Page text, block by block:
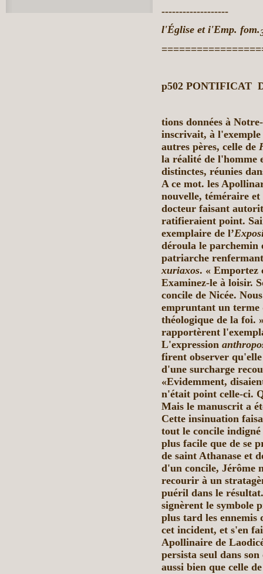
-------------------
l'Église et i'Emp. fom.
p502 PONTIFICAT
tions données à
inscrivait, à l'exemple
autres pères, celle de
la réalité de l'homme
distinctes, réunies
A ce mot. les
nouvelle, téméraire et
docteur faisant
ratifieraient point.
exemplaire de l’
déroula le parchemin
patriarche
xuriaxos. « Emportez
Examinez-le à loisir.
concile de Nicée.
empruntant un terme
théologique de la foi.
rapportèrent
L'expression
firent observer
d'une surcharge
«Evidemment,
n'était point celle-ci.
Mais le manuscrit a
Cette insinuation
tout le concile indigné
plus facile que de se
de saint Athanase et
d'un concile, Jérôme
recourir à un
puéril dans le
signèrent le symbole
plus tard les ennemis
cet incident, et s'en
Apollinaire de
persista seul dans
aussi bien que celle